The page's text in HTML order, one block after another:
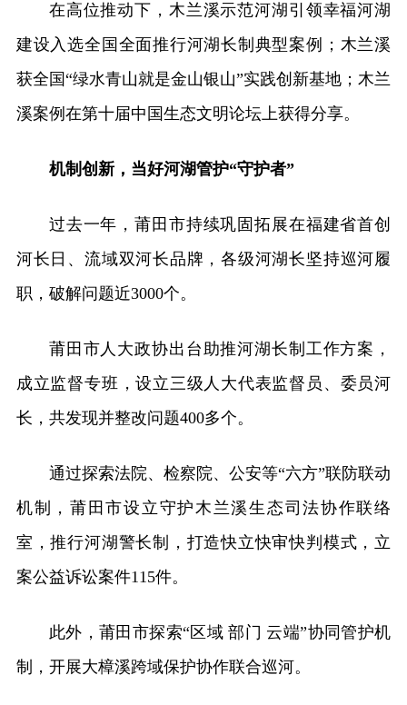
在高位推动下，木兰溪示范河湖引领幸福河湖
建设入选全国全面推行河湖长制典型案例；木兰溪
获全国“绿水青山就是金山银山”实践创新基地；木兰
溪案例在第十届中国生态文明论坛上获得分享。
机制创新，当好河湖管护“守护者”
过去一年，莆田市持续巩固拓展在福建省首创
河长日、流域双河长品牌，各级河湖长坚持巡河履
职，破解问题近3000个。
莆田市人大政协出台助推河湖长制工作方案，
成立监督专班，设立三级人大代表监督员、委员河
长，共发现并整改问题400多个。
通过探索法院、检察院、公安等“六方”联防联动
机制，莆田市设立守护木兰溪生态司法协作联络
室，推行河湖警长制，打造快立快审快判模式，立
案公益诉讼案件115件。
此外，莆田市探索“区域 部门 云端”协同管护机
制，开展大樟溪跨域保护协作联合巡河。